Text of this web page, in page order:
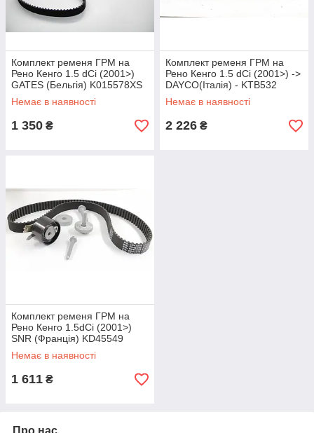
Комплект ременя ГРМ на
Рено Кенго 1.5 dCi (2001>)
GATES (Бельгія) K015578XS
Немає в наявності
1 350 ₴
Комплект ременя ГРМ на
Рено Кенго 1.5 dCi (2001>) ->
DAYCO(Італія) - KTB532
Немає в наявності
2 226 ₴
Комплект ременя ГРМ на
Рено Кенго 1.5dCi (2001>)
SNR (Франція) KD45549
Немає в наявності
1 611 ₴
Про нас